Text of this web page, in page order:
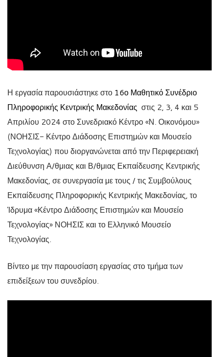
Η εργασία παρουσιάστηκε στο 16ο Μαθητικό Συνέδριο
Πληροφορικής Κεντρικής Μακεδονίας στις 2, 3, 4 και 5
Απριλίου 2024 στο Συνεδριακό Κέντρο «Ν. Οικονόμου»
(ΝΟΗΣΙΣ- Κέντρο Διάδοσης Επιστημών και Μουσείο
Τεχνολογίας) που διοργανώνεται από την Περιφερειακή
Διεύθυνση Α/θμιας και Β/θμιας Εκπαίδευσης Κεντρικής
Μακεδονίας, σε συνεργασία με τους / τις Συμβούλους
Εκπαίδευσης Πληροφορικής Κεντρικής Μακεδονίας, το
Ίδρυμα «Κέντρο Διάδοσης Επιστημών και Μουσείο
Τεχνολογίας» ΝΟΗΣΙΣ και το Ελληνικό Μουσείο
Τεχνολογίας.
Βίντεο με την παρουσίαση εργασίας στο τμήμα των
επιδείξεων του συνεδρίου.